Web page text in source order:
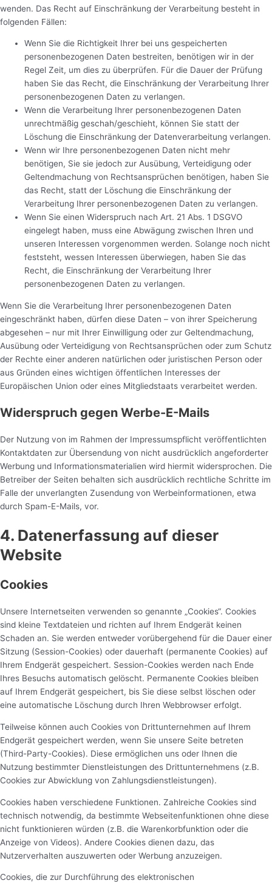
wenden. Das Recht auf Einschränkung der Verarbeitung besteht in
folgenden Fällen:
Wenn Sie die Richtigkeit Ihrer bei uns gespeicherten
personenbezogenen Daten bestreiten, benötigen wir in der
Regel Zeit, um dies zu überprüfen. Für die Dauer der Prüfung
haben Sie das Recht, die Einschränkung der Verarbeitung Ihrer
personenbezogenen Daten zu verlangen.
Wenn die Verarbeitung Ihrer personenbezogenen Daten
unrechtmäßig geschah/geschieht, können Sie statt der
Löschung die Einschränkung der Datenverarbeitung verlangen.
Wenn wir Ihre personenbezogenen Daten nicht mehr
benötigen, Sie sie jedoch zur Ausübung, Verteidigung oder
Geltendmachung von Rechtsansprüchen benötigen, haben Sie
das Recht, statt der Löschung die Einschränkung der
Verarbeitung Ihrer personenbezogenen Daten zu verlangen.
Wenn Sie einen Widerspruch nach Art. 21 Abs. 1 DSGVO
eingelegt haben, muss eine Abwägung zwischen Ihren und
unseren Interessen vorgenommen werden. Solange noch nicht
feststeht, wessen Interessen überwiegen, haben Sie das
Recht, die Einschränkung der Verarbeitung Ihrer
personenbezogenen Daten zu verlangen.
Wenn Sie die Verarbeitung Ihrer personenbezogenen Daten
eingeschränkt haben, dürfen diese Daten – von ihrer Speicherung
abgesehen – nur mit Ihrer Einwilligung oder zur Geltendmachung,
Ausübung oder Verteidigung von Rechtsansprüchen oder zum Schutz
der Rechte einer anderen natürlichen oder juristischen Person oder
aus Gründen eines wichtigen öffentlichen Interesses der
Europäischen Union oder eines Mitgliedstaats verarbeitet werden.
Widerspruch gegen Werbe-E-Mails
Der Nutzung von im Rahmen der Impressumspflicht veröffentlichten
Kontaktdaten zur Übersendung von nicht ausdrücklich angeforderter
Werbung und Informationsmaterialien wird hiermit widersprochen. Die
Betreiber der Seiten behalten sich ausdrücklich rechtliche Schritte im
Falle der unverlangten Zusendung von Werbeinformationen, etwa
durch Spam-E-Mails, vor.
4. Datenerfassung auf dieser
Website
Cookies
Unsere Internetseiten verwenden so genannte „Cookies“. Cookies
sind kleine Textdateien und richten auf Ihrem Endgerät keinen
Schaden an. Sie werden entweder vorübergehend für die Dauer einer
Sitzung (Session-Cookies) oder dauerhaft (permanente Cookies) auf
Ihrem Endgerät gespeichert. Session-Cookies werden nach Ende
Ihres Besuchs automatisch gelöscht. Permanente Cookies bleiben
auf Ihrem Endgerät gespeichert, bis Sie diese selbst löschen oder
eine automatische Löschung durch Ihren Webbrowser erfolgt.
Teilweise können auch Cookies von Drittunternehmen auf Ihrem
Endgerät gespeichert werden, wenn Sie unsere Seite betreten
(Third-Party-Cookies). Diese ermöglichen uns oder Ihnen die
Nutzung bestimmter Dienstleistungen des Drittunternehmens (z.B.
Cookies zur Abwicklung von Zahlungsdienstleistungen).
Cookies haben verschiedene Funktionen. Zahlreiche Cookies sind
technisch notwendig, da bestimmte Webseitenfunktionen ohne diese
nicht funktionieren würden (z.B. die Warenkorbfunktion oder die
Anzeige von Videos). Andere Cookies dienen dazu, das
Nutzerverhalten auszuwerten oder Werbung anzuzeigen.
Cookies, die zur Durchführung des elektronischen